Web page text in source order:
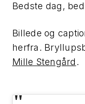
Bedste dag,
Billede og
herfra.
Mille Stengård .